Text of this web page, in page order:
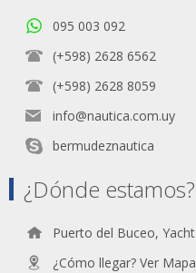
095 003 092
(+598) 2628 6562
(+598) 2628 8059
info@nautica.com.uy
bermudeznautica
¿Dónde estamos?
Puerto del Buceo,
¿Cómo llegar? Ver Mapa